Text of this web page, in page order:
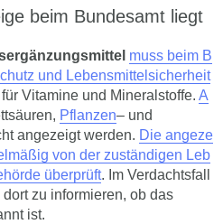
beim Bundesamt liegt
muss beim B
und Lebensmittelsicherheit
Vitamine und Mineralstoffe. A
Pflanzen– und
angezeigt werden. Die angeze
von der zuständigen Leb
überprüft. Im Verdachtsfall
zu informieren, ob das
ist.